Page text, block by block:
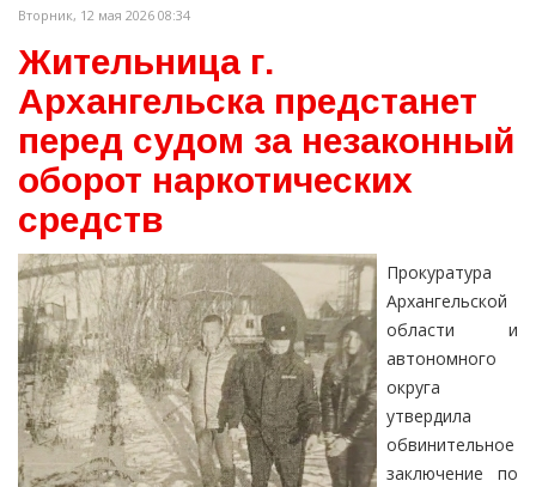
Вторник, 12 мая 2026 08:34
Жительница г.
Архангельска предстанет
перед судом за незаконный
оборот наркотических
средств
Прокуратура
Архангельской
области и
автономного
округа
утвердила
обвинительное
заключение по